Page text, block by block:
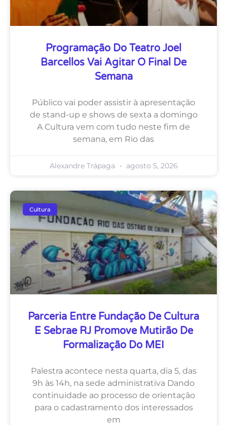
Programação Do Teatro Joel
Barcellos Vai Agitar O Final De
Semana
Público vai poder assistir à apresentação
de stand-up e shows de sexta a domingo
A Cultura vem com tudo neste fim de
semana, em Rio das
Alexandre Trápaga agosto 5, 2026
Cultura
Parceria Entre Fundação De Cultura
E Sebrae RJ Promove Mutirão De
Formalização Do MEI
Palestra acontece nesta quarta, dia 5, das
9h às 14h, na sede administrativa Dando
continuidade ao processo de orientação
para o cadastramento dos interessados
em